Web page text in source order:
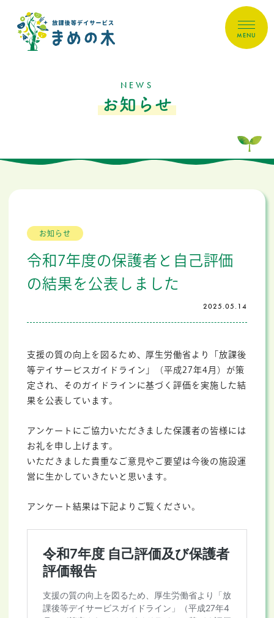
MENU
NEWS
お知らせ
お知らせ
令和7年度の保護者と自己評価
の結果を公表しました
2025.05.14
支援の質の向上を図るため、厚生労働省より「放課後
等デイサービスガイドライン」（平成27年4月）が策
定され、そのガイドラインに基づく評価を実施した結
果を公表しています。
アンケートにご協力いただきました保護者の皆様には
お礼を申し上げます。
いただきました貴重なご意見やご要望は今後の施設運
営に生かしていきたいと思います。
アンケート結果は下記よりご覧ください。